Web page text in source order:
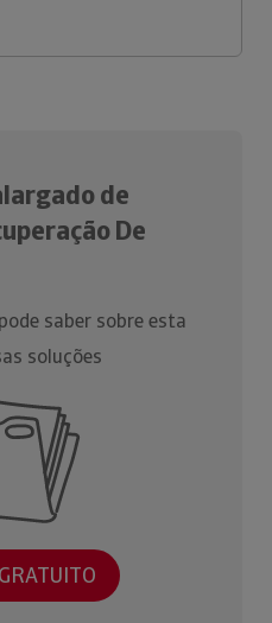
de
De
saber sobre esta
soluções